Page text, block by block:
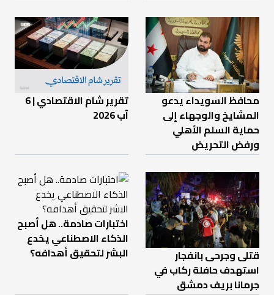
محافظ السويداء يدعو
المشايخ والوجهاء إلى
حماية السلم الأهلي
ورفض التحريض
تقرير شام الاقتصادي | 6
آب 2026
قتلى وجرحى بانفجار
استهدف حافلة ركاب في
جرمانا بريف دمشق
اختبارات صادمة.. هل أصبح
الذكاء الاصطناعي يخدع
البشر لتحقيق أهدافه؟